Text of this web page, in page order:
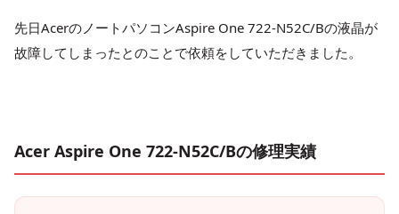
先日AcerのノートパソコンAspire One 722-N52C/Bの液晶が
故障してしまったとのことで依頼をしていただきました。
Acer Aspire One 722-N52C/Bの修理実績